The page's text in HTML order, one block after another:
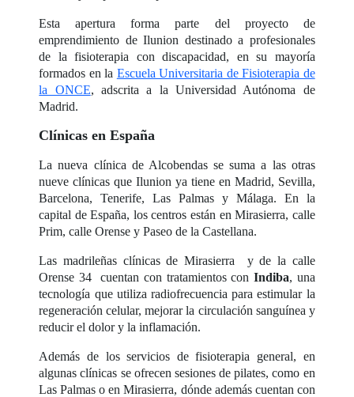
Esta apertura forma parte del proyecto de
emprendimiento de Ilunion destinado a profesionales
de la fisioterapia con discapacidad, en su mayoría
formados en la Escuela Universitaria de Fisioterapia de
la ONCE, adscrita a la Universidad Autónoma de
Madrid.
Clínicas en España
La nueva clínica de Alcobendas se suma a las otras
nueve clínicas que Ilunion ya tiene en Madrid, Sevilla,
Barcelona, Tenerife, Las Palmas y Málaga. En la
capital de España, los centros están en Mirasierra, calle
Prim, calle Orense y Paseo de la Castellana.
Las madrileñas clínicas de Mirasierra y de la calle
Orense 34 cuentan con tratamientos con Indiba, una
tecnología que utiliza radiofrecuencia para estimular la
regeneración celular, mejorar la circulación sanguínea y
reducir el dolor y la inflamación.
Además de los servicios de fisioterapia general, en
algunas clínicas se ofrecen sesiones de pilates, como en
Las Palmas o en Mirasierra, dónde además cuentan con